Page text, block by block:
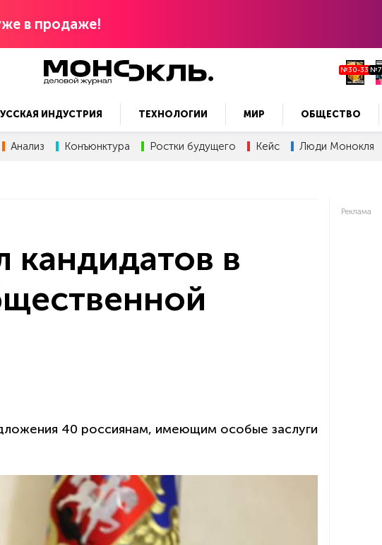
в продаже!
№30-33 №7
ИНДУСТРИЯ ТЕХНОЛОГИИ МИР ОБЩЕСТВО
Анализ Конъюнктура Ростки будущего Кейс Люди Монокля
кандидатов в
40 россиянам, имеющим особые заслуги
Реклама